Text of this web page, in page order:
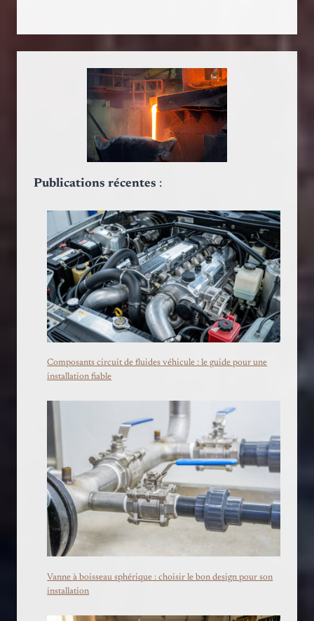
Publications récentes :
Composants circuit de fluides véhicule : le guide pour une
installation fiable
Vanne à boisseau sphérique : choisir le bon design pour son
installation